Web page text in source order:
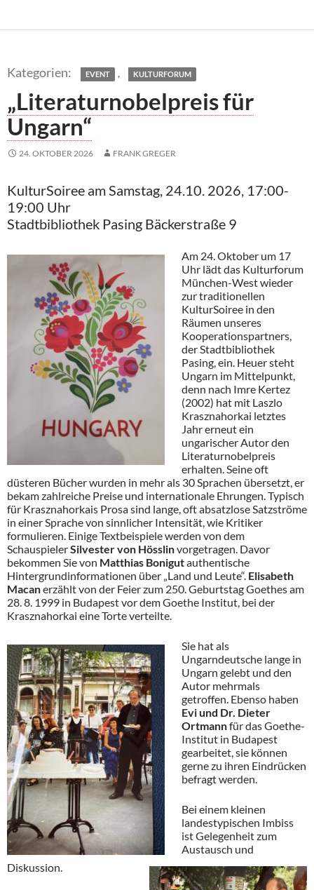
EVENT , KULTURFORUM
„Literaturnobelpreis für
Ungarn“
24. OKTOBER 2026 FRANK GREGER
KulturSoiree am Samstag, 24.10. 2026, 17:00-
19:00 Uhr
Stadtbibliothek Pasing Bäckerstraße 9
Am 24. Oktober um 17
Uhr lädt das Kulturforum
München-West wieder
zur traditionellen
KulturSoiree in den
Räumen unseres
Kooperationspartners,
der Stadtbibliothek
Pasing, ein. Heuer steht
Ungarn im Mittelpunkt,
denn nach Imre Kertez
(2002) hat mit Laszlo
Krasznahorkai letztes
Jahr erneut ein
ungarischer Autor den
Literaturnobelpreis
erhalten. Seine oft
düsteren Bücher wurden in mehr als 30 Sprachen übersetzt, er
bekam zahlreiche Preise und internationale Ehrungen. Typisch
für Krasznahorkais Prosa sind lange, oft absatzlose Satzströme
in einer Sprache von sinnlicher Intensität, wie Kritiker
formulieren. Einige Textbeispiele werden von dem
SchauspielerSilvester von Hösslinvorgetragen. Davor
bekommen Sie von Matthias Bonigutauthentische
Hintergrundinformationen über „Land und Leute“. Elisabeth
Macanerzählt von der Feier zum 250. Geburtstag Goethes am
28. 8. 1999 in Budapest vor dem Goethe Institut, bei der
Krasznahorkai eine Torte verteilte.
Sie hat als
Ungarndeutsche lange in
Ungarn gelebt und den
Autor mehrmals
getroffen. Ebenso haben
Evi und Dr. Dieter
Ortmannfür das Goethe-
Institut in Budapest
gearbeitet, sie können
gerne zu ihren Eindrücken
befragt werden.
Bei einem kleinen
landestypischen Imbiss
ist Gelegenheit zum
Austausch und
Diskussion.